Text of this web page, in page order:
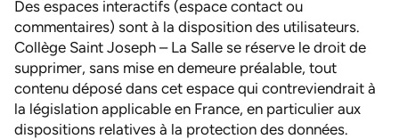
Des espaces interactifs (espace contact ou
commentaires) sont à la disposition des utilisateurs.
Collège Saint Joseph – La Salle se réserve le droit de
supprimer, sans mise en demeure préalable, tout
contenu déposé dans cet espace qui contreviendrait à
la législation applicable en France, en particulier aux
dispositions relatives à la protection des données.